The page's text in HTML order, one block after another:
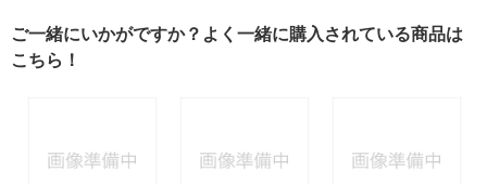
ご一緒にいかがですか？よく一緒に購入されている商品は
こちら！